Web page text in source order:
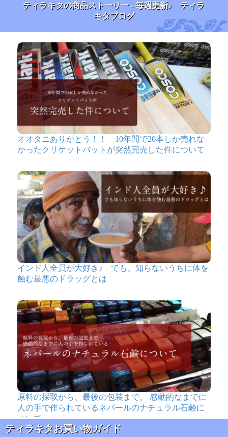
ティラキタの商品ストーリー - 毎週更新♪ ティラ
キタブログ
オオタニありがとう！！ 10年間で20本しか売れな
かったクリケットバットが突然完売した件について
インド人全員が大好き♪ でも、知らないうちに体を
蝕む最悪のドラッグとは
原料の採取から、最後の包装まで。 感動的なまでに
人の手で作られているネパールのナチュラル石鹸に
ついて
ティラキタお買い物ガイド